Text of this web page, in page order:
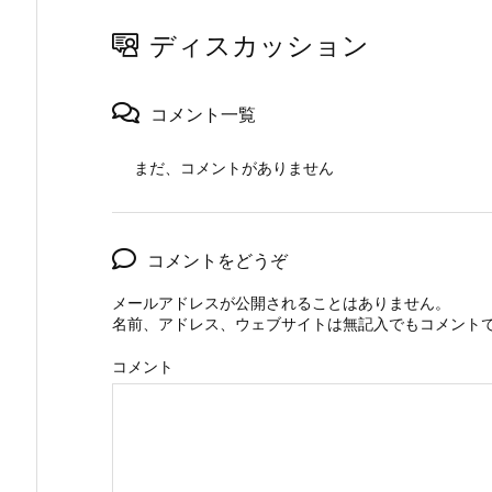
ディスカッション
コメント一覧
まだ、コメントがありません
コメントをどうぞ
メールアドレスが公開されることはありません。
名前、アドレス、ウェブサイトは無記入でもコメント
コメント